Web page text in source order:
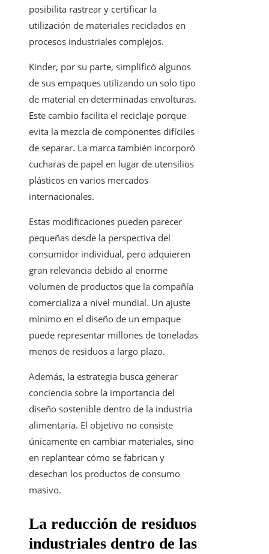
posibilita rastrear y certificar la
utilización de materiales reciclados en
procesos industriales complejos.
Kinder, por su parte, simplificó algunos
de sus empaques utilizando un solo tipo
de material en determinadas envolturas.
Este cambio facilita el reciclaje porque
evita la mezcla de componentes difíciles
de separar. La marca también incorporó
cucharas de papel en lugar de utensilios
plásticos en varios mercados
internacionales.
Estas modificaciones pueden parecer
pequeñas desde la perspectiva del
consumidor individual, pero adquieren
gran relevancia debido al enorme
volumen de productos que la compañía
comercializa a nivel mundial. Un ajuste
mínimo en el diseño de un empaque
puede representar millones de toneladas
menos de residuos a largo plazo.
Además, la estrategia busca generar
conciencia sobre la importancia del
diseño sostenible dentro de la industria
alimentaria. El objetivo no consiste
únicamente en cambiar materiales, sino
en replantear cómo se fabrican y
desechan los productos de consumo
masivo.
La reducción de residuos
industriales dentro de las